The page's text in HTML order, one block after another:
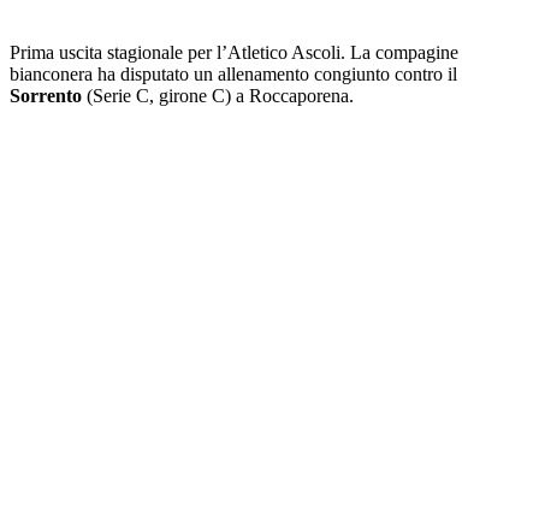
Prima uscita stagionale per l’Atletico Ascoli. La compagine
bianconera ha disputato un allenamento congiunto contro il
Sorrento (Serie C, girone C) a Roccaporena.